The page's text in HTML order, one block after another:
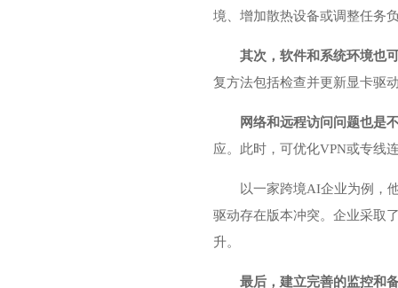
境、增加散热设备或调整任务
其次，软件和系统环境也
复方法包括检查并更新显卡驱
网络和远程访问问题也是
应。此时，可优化VPN或专线
以一家跨境AI企业为例，
驱动存在版本冲突。企业采取
升。
最后，建立完善的监控和